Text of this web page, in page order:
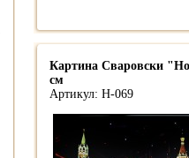
Картина Сваровски
см
Артикул: Н-069